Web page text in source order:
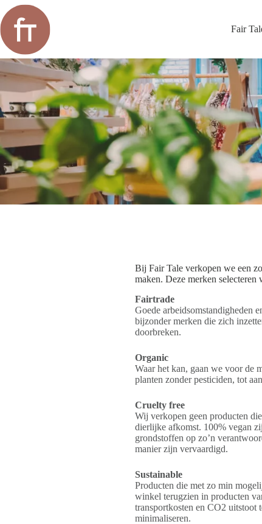
naar
de
inhoud
Fair
Bij Fair Tale verkopen we een
maken. Deze merken
Fairtrade
Goede arbeidsomstandigheden
bijzonder merken die zich
doorbreken.
Organic
Waar het kan, gaan we voor de
planten zonder pesticiden, tot
Cruelty free
Wij verkopen geen producten
dierlijke afkomst. 100% vegan
grondstoffen op zo’n
manier zijn vervaardigd.
Sustainable
Producten die met zo min
winkel terugzien in producten
transportkosten en CO2 uitstoot
minimaliseren.